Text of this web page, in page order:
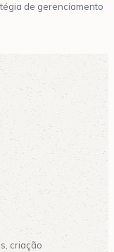
de gerenciamento
Digital
criação